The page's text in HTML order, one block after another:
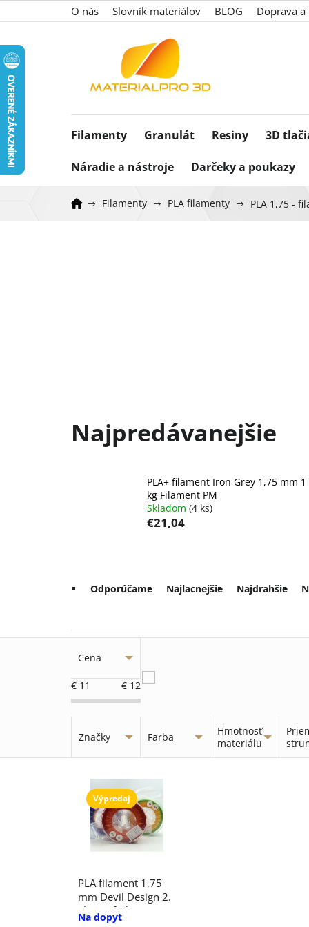
na
O nás Slovník materiálov BLOG Doprava
Filamenty Granulát Resiny 3D
Náradie a nástroje Darčeky a poukazy
Filamenty PLA filamenty PLA 1,75 -
Najpredávanejšie
PLA+ filament Iron Grey 1,75 mm 1
kg Filament PM
Skladom (4 ks)
€21,04
a
d
e
n
i
e
d
u
Odporúčame Najlacnejšie Najdrahšie
Cena
€ 11 € 12
Značky Farba
Hmotnosť
materiálu
s
Výpredaj
PLA filament 1,75
mm Devil Design 2.
akosť - farba
Na dopyt